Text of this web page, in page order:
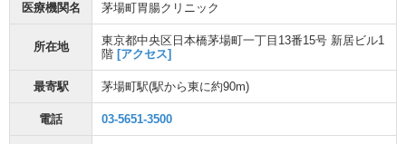
医療機関名 茅場町胃腸クリニック
所在地
東京都中央区日本橋茅場町一丁目13番15号 新居ビル1
階 [アクセス]
最寄駅 茅場町駅(駅から東に約90m)
電話 03-5651-3500